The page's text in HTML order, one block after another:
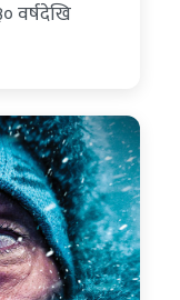
वर्षदेखि